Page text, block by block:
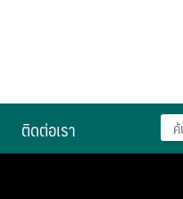
ติดต่อเรา